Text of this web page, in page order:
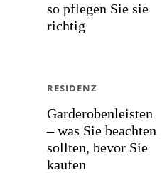
so pflegen Sie sie
richtig
Garderobenleisten
– was Sie beachten
sollten, bevor Sie
kaufen
RESIDENZ